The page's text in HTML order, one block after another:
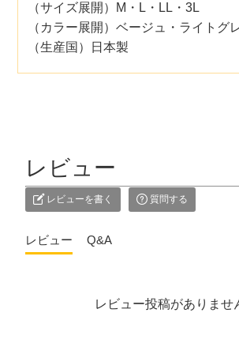
（サイズ展開）M・L・LL・3L
（カラー展開）ベージュ・ライトグ
（生産国）日本製
レビュー
レビューを書く 質問する
レビュー Q&A
レビュー投稿がありませ